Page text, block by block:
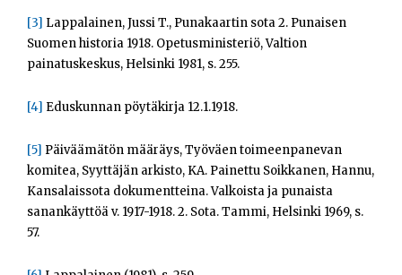
[3] Lappalainen, Jussi T., Punakaartin sota 2. Punaisen
Suomen historia 1918. Opetusministeriö, Valtion
painatuskeskus, Helsinki 1981, s. 255.
[4] Eduskunnan pöytäkirja 12.1.1918.
[5] Päiväämätön määräys, Työväen toimeenpanevan
komitea, Syyttäjän arkisto, KA. Painettu Soikkanen, Hannu,
Kansalaissota dokumentteina. Valkoista ja punaista
sanankäyttöä v. 1917-1918. 2. Sota. Tammi, Helsinki 1969, s.
57.